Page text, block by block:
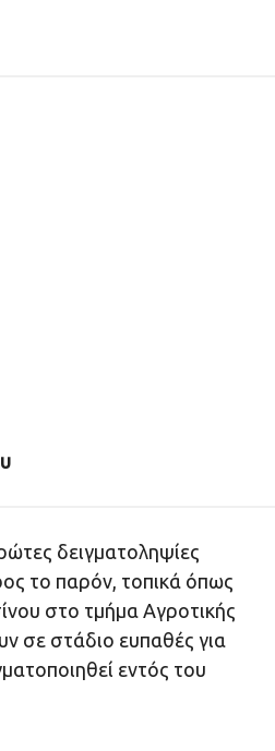
δειγματοληψίες
το παρόν, τοπικά όπως
στο τμήμα Αγροτικής
σε στάδιο ευπαθές για
εντός του